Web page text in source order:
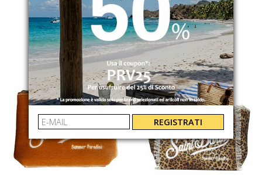
020B334
€ 75.00
COL000100160L
€ 139.00
REGISTRATI